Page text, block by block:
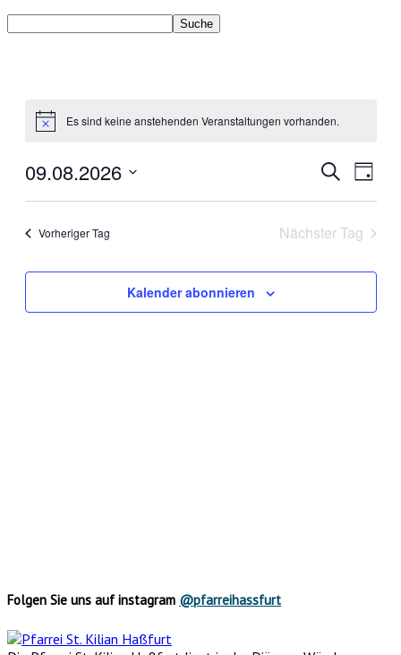
HinweisEs sind keine anstehenden Veranstaltungen vorhanden.
Suche
und
Suche Tag
09.08.2026
Vorheriger Tag Nächster Tag
Kalender abonnieren
Folgen Sie uns auf instagram @pfarreihassfurt